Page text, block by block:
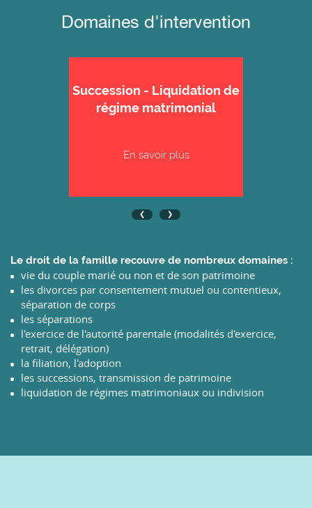
Domaines d'intervention
Succession - Liquidation de
régime matrimonial
En savoir plus
Le droit de la famille recouvre de nombreux domaines :
vie du couple marié ou non et de son patrimoine
les divorces par consentement mutuel ou contentieux,
séparation de corps
les séparations
l'exercice de l'autorité parentale (modalités d'exercice,
retrait, délégation)
la filiation, l'adoption
les successions, transmission de patrimoine
liquidation de régimes matrimoniaux ou indivision